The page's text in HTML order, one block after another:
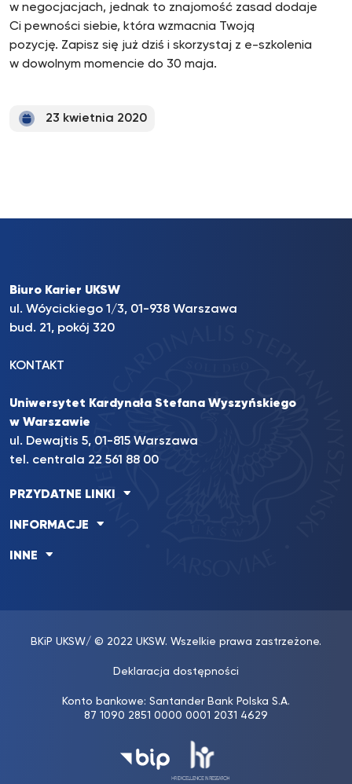
w negocjacjach, jednak to znajomość zasad dodaje
Ci pewności siebie, która wzmacnia Twoją
pozycję. Zapisz się już dziś i skorzystaj z e-szkolenia
w dowolnym momencie do 30 maja.
23 kwietnia 2020
Biuro Karier UKSW
ul. Wóycickiego 1/3, 01-938 Warszawa
bud. 21, pokój 320
KONTAKT
Uniwersytet Kardynała Stefana Wyszyńskiego
w Warszawie
ul. Dewajtis 5, 01-815 Warszawa
tel. centrala 22 561 88 00
PRZYDATNE LINKI
INFORMACJE
INNE
BKiP UKSW/ © 2022 UKSW. Wszelkie prawa zastrzeżone.
Deklaracja dostępności
Konto bankowe: Santander Bank Polska S.A.
87 1090 2851 0000 0001 2031 4629